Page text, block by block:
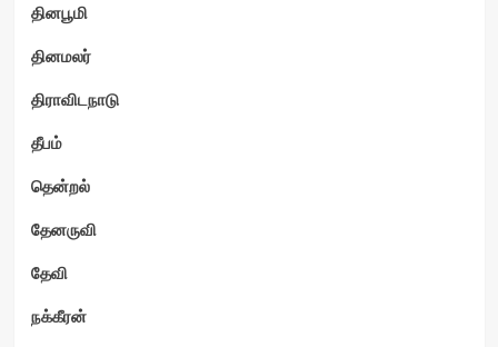
தினபூமி
தினமலர்
திராவிடநாடு
தீபம்
தென்றல்
தேனருவி
தேவி
நக்கீரன்